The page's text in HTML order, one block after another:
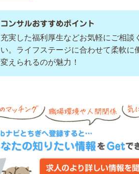
コンサルおすすめポイント
充実した福利厚生などお気軽にご相談
い。ライフステージに合わせて柔軟に
変えられるのが魅力！